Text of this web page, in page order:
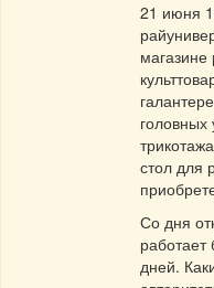
21 июня
магазине
головных
стол для
Со дня
дней.